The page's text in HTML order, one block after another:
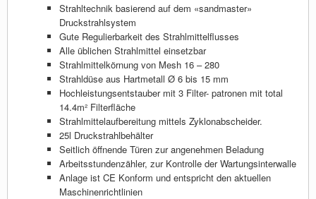
Strahltechnik basierend auf dem «sandmaster»
Druckstrahlsystem
Gute Regulierbarkeit des Strahlmittelflusses
Alle üblichen Strahlmittel einsetzbar
Strahlmittelkörnung von Mesh 16 – 280
Strahldüse aus Hartmetall Ø 6 bis 15 mm
Hochleistungsentstauber mit 3 Filter- patronen mit total
14.4m² Filterfläche
Strahlmittelaufbereitung mittels Zyklonabscheider.
25l Druckstrahlbehälter
Seitlich öffnende Türen zur angenehmen Beladung
Arbeitsstundenzähler, zur Kontrolle der Wartungsinterwalle
Anlage ist CE Konform und entspricht den aktuellen
Maschinenrichtlinien